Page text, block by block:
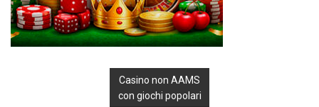
Casino non AAMS
con giochi popolari